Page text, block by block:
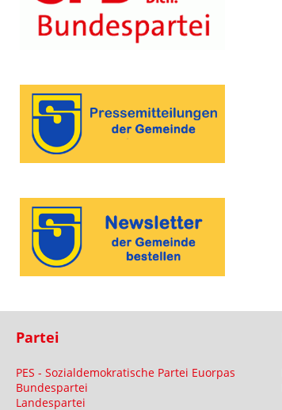
Partei
PES - Sozialdemokratische Partei Euorpas
Bundespartei
Landespartei